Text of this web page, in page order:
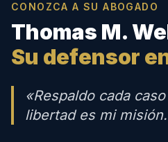
CONOZCA A SU ABOGADO
Thomas M.
Su defensor
«Respaldo cada
libertad es mi